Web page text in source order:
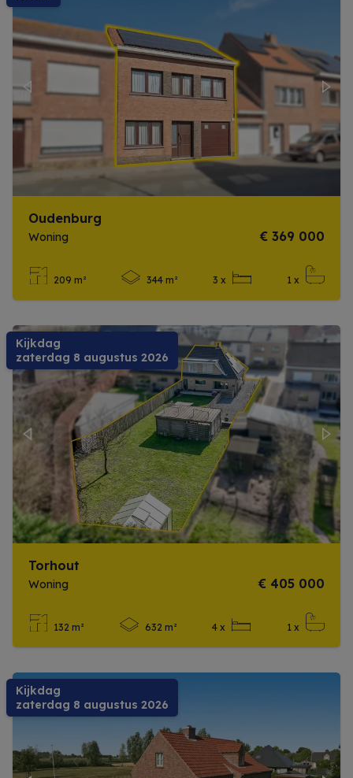
Previous Next
Oudenburg
Woning € 369 000
209 m² 344 m² 3 x 1 x
Kijkdag
zaterdag 8 augustus 2026
Previous Next
Torhout
Woning € 405 000
132 m² 632 m² 4 x 1 x
Kijkdag
zaterdag 8 augustus 2026